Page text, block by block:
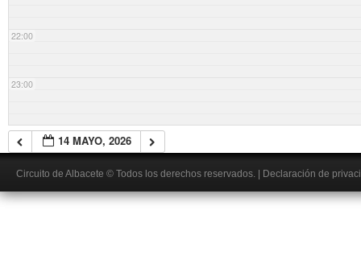
22:00
23:00
14 MAYO, 2026
Circuito de Albacete © Todos los derechos reservados. Declaración de